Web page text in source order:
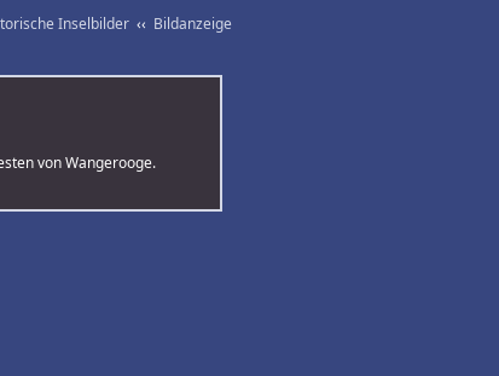
Inselbilder ‹‹ Bildanzeige
von Wangerooge.